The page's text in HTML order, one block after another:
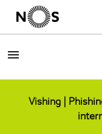
Vishing |